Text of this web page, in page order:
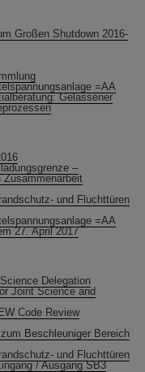
Großen Shutdown 2016-
=AA
Gelassener
–
Zusammenarbeit
und Fluchttüren
=AA
27. April 2017
Delegation
Joint Science and
Code Review
Beschleuniger Bereich
und Fluchttüren
/ Ausgang SB3